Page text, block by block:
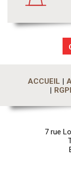
ACCUEIL
7 rue